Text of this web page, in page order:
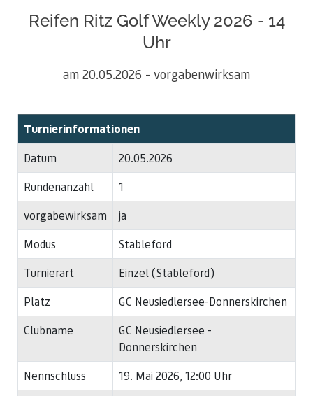
Reifen Ritz Golf Weekly 2026 - 14
Uhr
am 20.05.2026 - vorgabenwirksam
Turnierinformationen
Datum
20.05.2026
Rundenanzahl
1
vorgabewirksam
ja
Modus
Stableford
Turnierart
Einzel (Stableford)
Platz
GC Neusiedlersee-Donnerskirchen
Clubname
GC Neusiedlersee -
Donnerskirchen
Nennschluss
19. Mai 2026, 12:00 Uhr